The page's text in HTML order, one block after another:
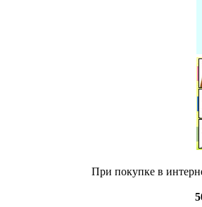
При покупке в